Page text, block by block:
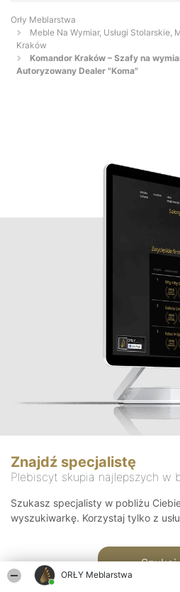
ORŁY Meblarstwa
Orły Meblarstwa
Meble Na Wymiar, Usługi
Kraków
Komandor Kraków – Szafy na
Autoryzowany Dealer "Koma"
Znajdź specjalistę
Plebiscyt skupia najlepszych w
Szukasz specjalisty w pobliżu
wyszukiwarkę. Korzystaj tylko z
Szukaj